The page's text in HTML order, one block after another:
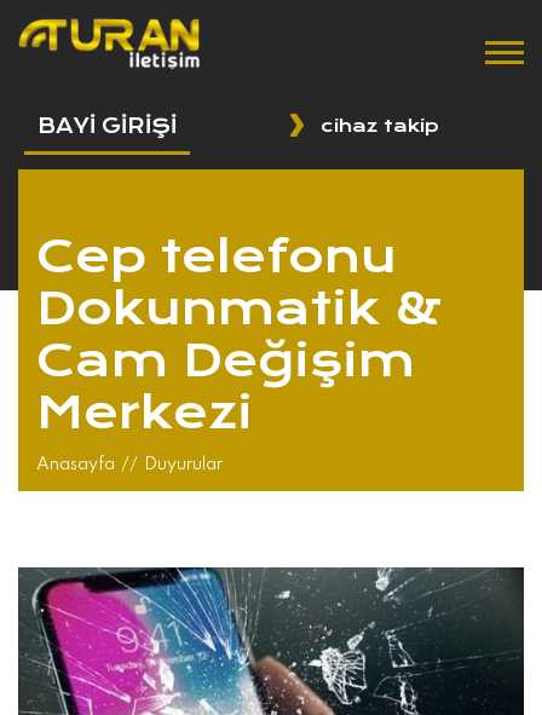
BAYİ GİRİŞİ cihaz takip
Cep telefonu
Dokunmatik &
Cam Değişim
Merkezi
Anasayfa // Duyurular